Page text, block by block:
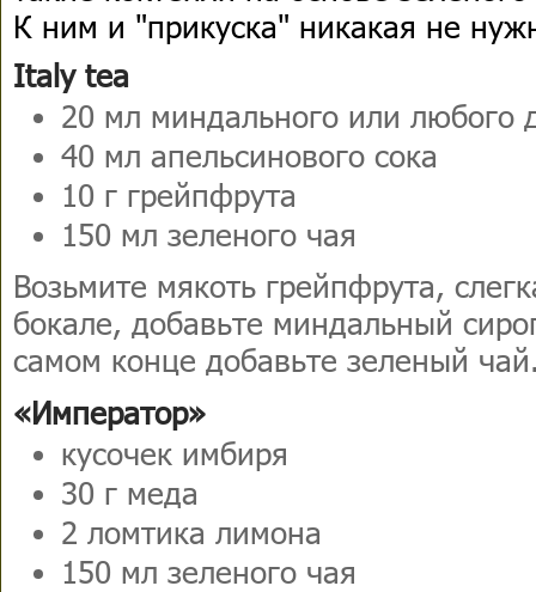
К ним и "прикуска" никакая не
Italy tea
20 мл миндального или любого
40 мл апельсинового сока
10 г грейпфрута
150 мл зеленого чая
Возьмите мякоть грейпфрута,
бокале, добавьте миндальный
самом конце добавьте зеленый
«Император»
кусочек имбиря
30 г меда
2 ломтика лимона
150 мл зеленого чая